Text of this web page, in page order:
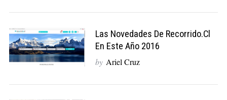
Las Novedades De Recorrido.cl
En Este Año 2016
by Ariel Cruz